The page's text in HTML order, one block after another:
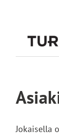
Jokaisella